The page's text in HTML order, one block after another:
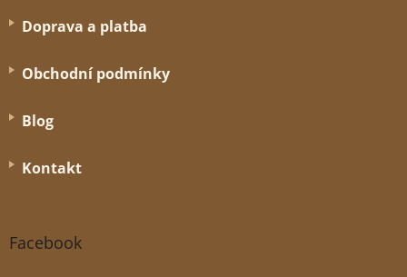
Doprava a platba
Obchodní podmínky
Blog
Kontakt
Facebook